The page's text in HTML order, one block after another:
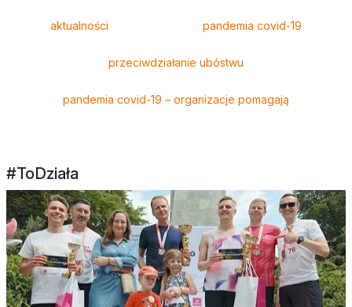
aktualności pandemia covid-19
przeciwdziałanie ubóstwu
pandemia covid-19 – organizacje pomagają
#ToDziała